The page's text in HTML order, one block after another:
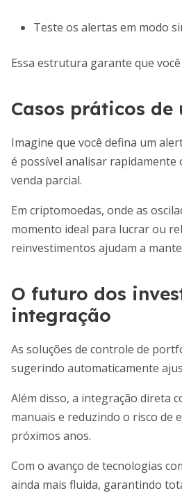
Teste os alertas em modo
Essa estrutura garante que
Casos práticos
Imagine que você defina um
é possível analisar rapidamente
venda parcial.
Em criptomoedas, onde as
momento ideal para lucrar ou
reinvestimentos ajudam a
O futuro dos
integração
As soluções de controle de
sugerindo automaticamente
Além disso, a integração direta
manuais e reduzindo o risco de
próximos anos.
Com o avanço de tecnologias
ainda mais fluida, garantindo